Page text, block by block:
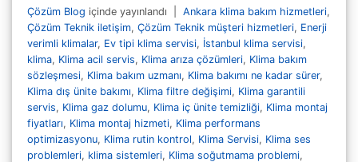
Çözüm Blog içinde yayınlandı Ankara klima bakım hizmetleri,
Çözüm Teknik iletişim,Çözüm Teknik müşteri hizmetleri, Enerji
verimli klimalar, Ev tipi klima servisi, İstanbul klima servisi,
klima, Klima acil servis, Klima arıza çözümleri, Klima bakım
sözleşmesi, Klima bakım uzmanı, Klima bakımı ne kadar sürer,
Klima dış ünite bakımı, Klima filtre değişimi, Klima garantili
servis, Klima gaz dolumu, Klima iç ünite temizliği, Klima montaj
fiyatları, Klima montaj hizmeti, Klima performans
optimizasyonu, Klima rutin kontrol, Klima Servisi, Klima ses
problemleri, klima sistemleri, Klima soğutmama problemi,